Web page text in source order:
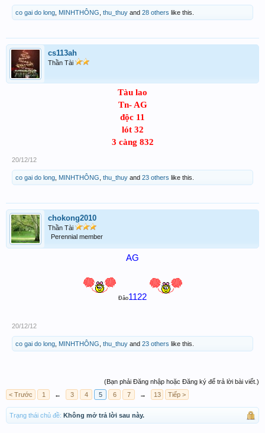
co gai do long MINHTHÔNG thu_thuy and 28 others like this.
cs113ah
Thần Tài
Tàu lao
Tn- AG
độc 11
lót 32
3 càng 832
20/12/12
co gai do long MINHTHÔNG thu_thuy and 23 others like this.
chokong2010
Thần Tài
Perennial member
AG
Đảo1122
20/12/12
co gai do long MINHTHÔNG thu_thuy and 23 others like this.
(Bạn phải Đăng nhập hoặc Đăng ký để trả lời bài viết.)
< Trước
1 ← 3 4 5 6 7 → 13 Tiếp >
Trạng thái chủ đề: Không mở trả lời sau này.